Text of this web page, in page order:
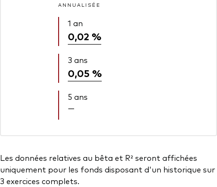
ANNUALISÉE
1 an
0,02 %
3 ans
0,05 %
5 ans
—
Les données relatives au bêta et R² seront affichées
uniquement pour les fonds disposant d'un historique sur
3 exercices complets.